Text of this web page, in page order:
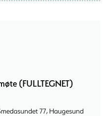
(FULLTEGNET)
77, Haugesund